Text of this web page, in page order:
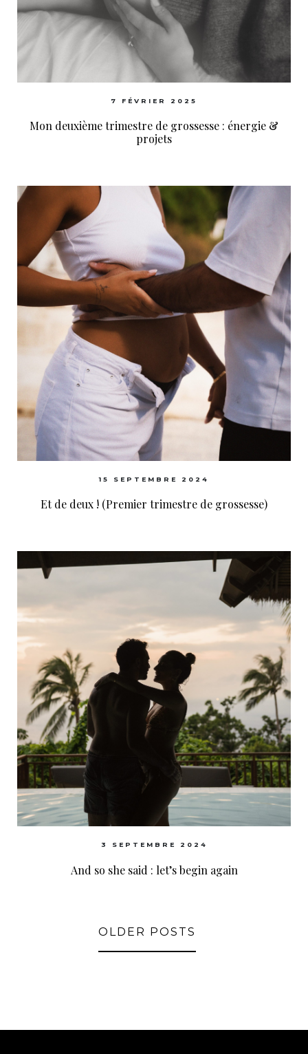
7 FÉVRIER 2025
Mon deuxième trimestre de grossesse : énergie &
projets
15 SEPTEMBRE 2024
Et de deux ! (Premier trimestre de grossesse)
3 SEPTEMBRE 2024
And so she said : let’s begin again
OLDER POSTS